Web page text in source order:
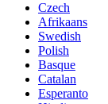
Czech
Afrikaans
Swedish
Polish
Basque
Catalan
Esperanto